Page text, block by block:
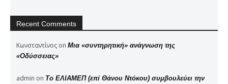
Recent Comments
Κωνσταντίνος on Μια «συντηρητική» ανάγνωση της
«Οδύσσειας»
admin on Το ΕΛΙΑΜΕΠ (επί Θάνου Ντόκου) συμβουλεύει την